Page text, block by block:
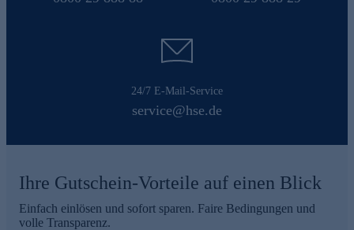
24/7 E-Mail-Service
service@hse.de
Ihre Gutschein-Vorteile auf einen Blick
Einfach einlösen und sofort sparen. Faire Bedingungen und
volle Transparenz.